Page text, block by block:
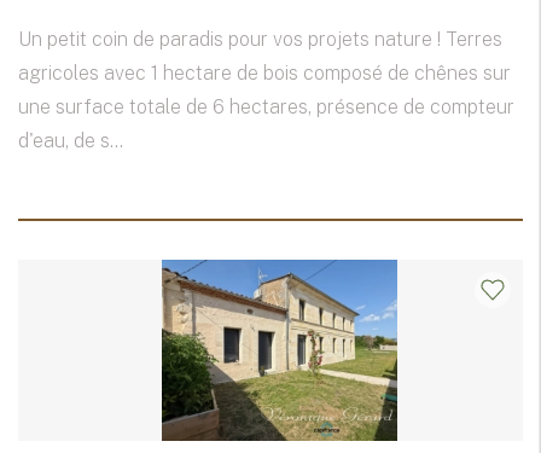
Un petit coin de paradis pour vos projets nature ! Terres
agricoles avec 1 hectare de bois composé de chênes sur
une surface totale de 6 hectares, présence de compteur
d'eau, de s...